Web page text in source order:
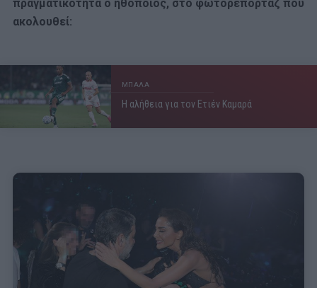
πραγματικότητα ο ηθοποιός, στο φωτορεπορτάζ που
ακολουθεί:
ΜΠΑΛΑ
Η αλήθεια για τον Ετιέν Καμαρά